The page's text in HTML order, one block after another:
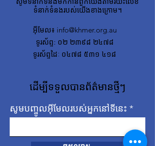
ទំនាក់ទំនងរបស់យើងខាងក្រោម។
អ៊ីមែល៖ info@khmer.org.au
ទូរស័ព្ទ: ០២ ២៣៩៨ ២៤៧៨
ទូរស័ព្ទដៃៈ ០៤៧៨ ៥៣១ ៤១៨
ដើម្បីទទួលបានព័ត៌មានថ្មីៗ
សូមបញ្ចូលអ៊ីមែលរបស់អ្នកនៅទីនេះ